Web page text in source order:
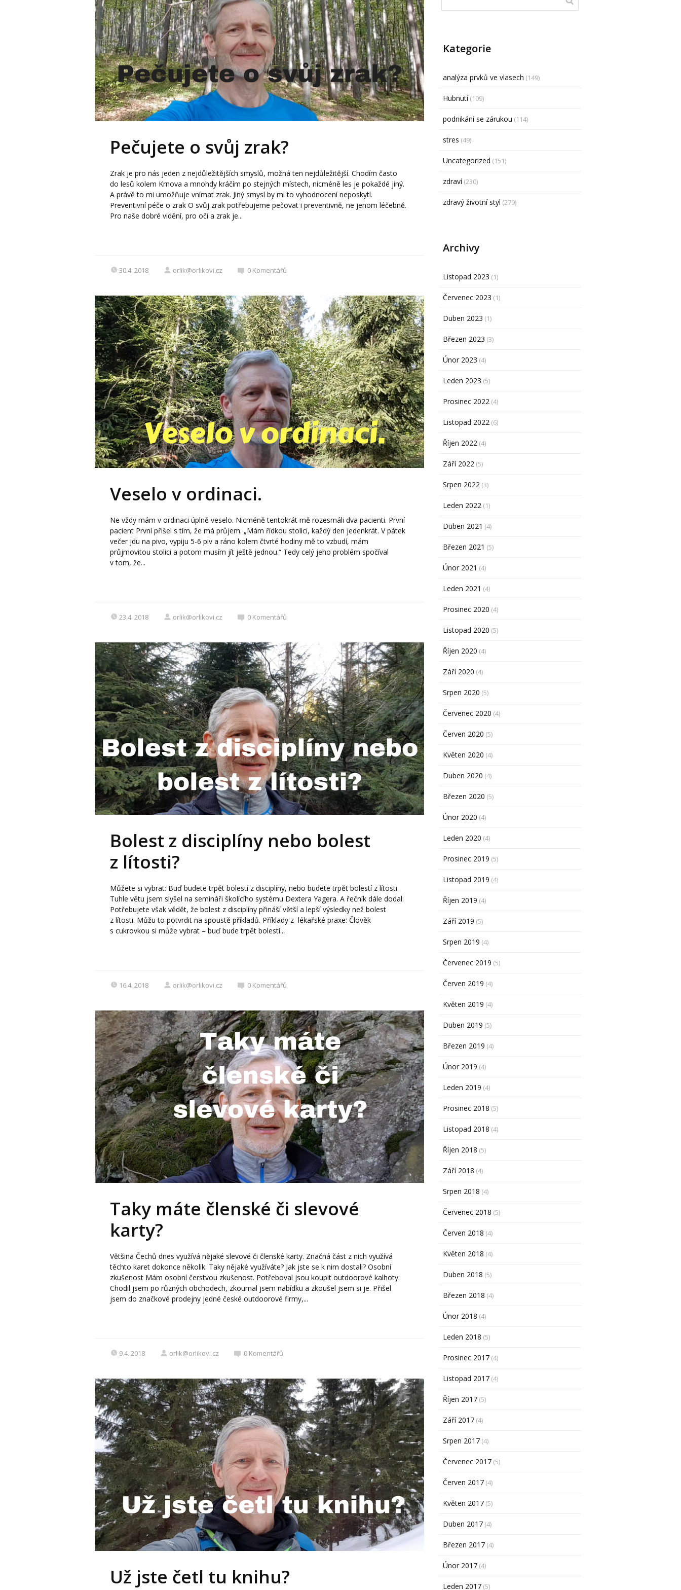
Pečujete o svůj zrak?
Zrak je pro nás jeden z nejdůležitějších smyslů, možná ten nejdůležitější. Chodím často
do lesů kolem Krnova a mnohdy kráčím po stejných místech, nicméně les je pokaždé jiný.
A právě to mi umožňuje vnímat zrak. Jiný smysl by mi to vyhodnocení neposkytl.
Preventivní péče o zrak O svůj zrak potřebujeme pečovat i preventivně, ne jenom léčebně.
Pro naše dobré vidění, pro oči a zrak je...
30.4. 2018 orlik@orlikovi.cz 0 Komentářů
Veselo v ordinaci.
Ne vždy mám v ordinaci úplně veselo. Nicméně tentokrát mě rozesmáli dva pacienti. První
pacient První přišel s tím, že má průjem. „Mám řídkou stolici, každý den jedenkrát. V pátek
večer jdu na pivo, vypiju 5-6 piv a ráno kolem čtvrté hodiny mě to vzbudí, mám
průjmovitou stolici a potom musím jít ještě jednou.“ Tedy celý jeho problém spočíval
v tom, že...
23.4. 2018 orlik@orlikovi.cz 0 Komentářů
Bolest z disciplíny nebo bolest
z lítosti?
Můžete si vybrat: Buď budete trpět bolestí z disciplíny, nebo budete trpět bolestí z lítosti.
Tuhle větu jsem slyšel na semináři školícího systému Dextera Yagera. A řečník dále dodal:
Potřebujete však vědět, že bolest z disciplíny přináší větší a lepší výsledky než bolest
z lítosti. Můžu to potvrdit na spoustě příkladů. Příklady z lékařské praxe: Člověk
s cukrovkou si může vybrat – buď bude trpět bolestí...
16.4. 2018 orlik@orlikovi.cz 0 Komentářů
Taky máte členské či slevové
karty?
Většina Čechů dnes využívá nějaké slevové či členské karty. Značná část z nich využívá
těchto karet dokonce několik. Taky nějaké využíváte? Jak jste se k nim dostali? Osobní
zkušenost Mám osobní čerstvou zkušenost. Potřeboval jsou koupit outdoorové kalhoty.
Chodil jsem po různých obchodech, zkoumal jsem nabídku a zkoušel jsem si je. Přišel
jsem do značkové prodejny jedné české outdoorové firmy,...
9.4. 2018 orlik@orlikovi.cz 0 Komentářů
Už jste četl tu knihu?
Kategorie
analýza prvků ve vlasech (149)
Hubnutí(109)
podnikání se zárukou (114)
stres (49)
Uncategorized (151)
zdraví(230)
zdravý životní styl (279)
Archivy
Listopad 2023 (1)
Červenec 2023 (1)
Duben 2023 (1)
Březen 2023 (3)
Únor 2023 (4)
Leden 2023 (5)
Prosinec 2022 (4)
Listopad 2022 (6)
Říjen 2022 (4)
Září 2022 (5)
Srpen 2022 (3)
Leden 2022 (1)
Duben 2021 (4)
Březen 2021 (5)
Únor 2021 (4)
Leden 2021 (4)
Prosinec 2020 (4)
Listopad 2020 (5)
Říjen 2020 (4)
Září 2020 (4)
Srpen 2020 (5)
Červenec 2020 (4)
Červen 2020 (5)
Květen 2020 (4)
Duben 2020 (4)
Březen 2020 (5)
Únor 2020 (4)
Leden 2020 (4)
Prosinec 2019 (5)
Listopad 2019 (4)
Říjen 2019 (4)
Září 2019 (5)
Srpen 2019 (4)
Červenec 2019 (5)
Červen 2019 (4)
Květen 2019 (4)
Duben 2019 (5)
Březen 2019 (4)
Únor 2019 (4)
Leden 2019 (4)
Prosinec 2018 (5)
Listopad 2018 (4)
Říjen 2018 (5)
Září 2018 (4)
Srpen 2018 (4)
Červenec 2018 (5)
Červen 2018 (4)
Květen 2018 (4)
Duben 2018 (5)
Březen 2018 (4)
Únor 2018 (4)
Leden 2018 (5)
Prosinec 2017 (4)
Listopad 2017 (4)
Říjen 2017 (5)
Září 2017 (4)
Srpen 2017 (4)
Červenec 2017 (5)
Červen 2017 (4)
Květen 2017 (5)
Duben 2017 (4)
Březen 2017 (4)
Únor 2017 (4)
Leden 2017 (5)